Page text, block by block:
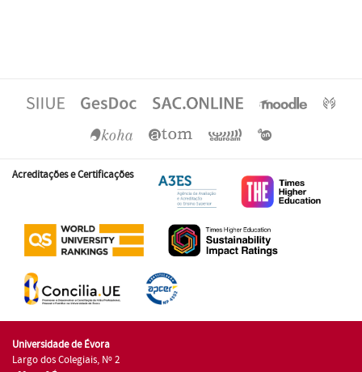
Acreditações e Certificações
Universidade de Évora
Largo dos Colegiais, Nº 2